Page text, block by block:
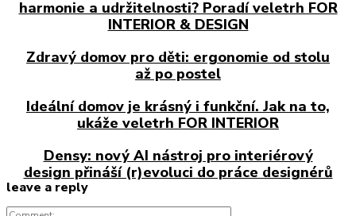
harmonie a udržitelnosti? Poradí veletrh FOR
INTERIOR & DESIGN
Zdravý domov pro děti: ergonomie od stolu
až po postel
Ideální domov je krásný i funkční. Jak na to,
ukáže veletrh FOR INTERIOR
Densy: nový AI nástroj pro interiérový
design přináší (r)evoluci do práce designérů
leave a reply